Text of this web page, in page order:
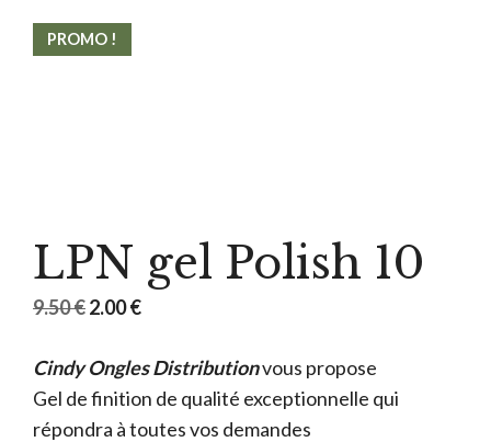
PROMO !
LPN gel Polish 10
9.50€Le
initial
était :
9.50 €.
2.00€Le
actuel
est :
2.00 €.
Cindy Ongles Distributionvous propose
Gel de finition de qualité exceptionnelle qui
répondra à toutes vos demandes